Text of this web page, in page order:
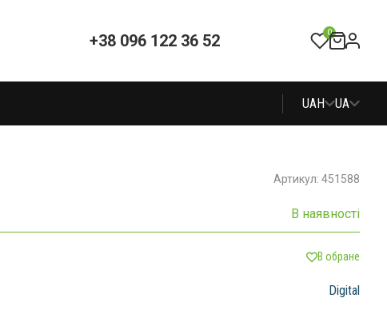
+38 096 122 36 52 0
UAH UA
Артикул: 451588
В наявності
В обране
Digital